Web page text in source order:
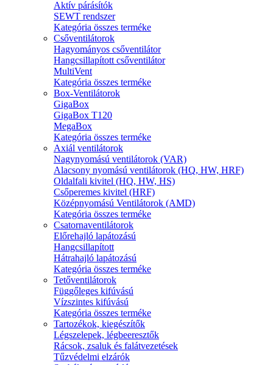
Aktív párásítók
SEWT rendszer
Kategória összes terméke
Csőventilátorok
Hagyományos csőventilátor
Hangcsillapított csőventilátor
MultiVent
Kategória összes terméke
Box-Ventilátorok
GigaBox
GigaBox T120
MegaBox
Kategória összes terméke
Axiál ventilátorok
Nagynyomású ventilátorok (VAR)
Alacsony nyomású ventilátorok (HQ, HW, HRF)
Oldalfali kivitel (HQ, HW, HS)
Csőperemes kivitel (HRF)
Középnyomású Ventilátorok (AMD)
Kategória összes terméke
Csatornaventilátorok
Előrehajló lapátozású
Hangcsillapított
Hátrahajló lapátozású
Kategória összes terméke
Tetőventilátorok
Függőleges kifúvású
Vízszintes kifúvású
Kategória összes terméke
Tartozékok, kiegészítők
Légszelepek, légbeeresztők
Rácsok, zsaluk és falátvezetések
Tűzvédelmi elzárók